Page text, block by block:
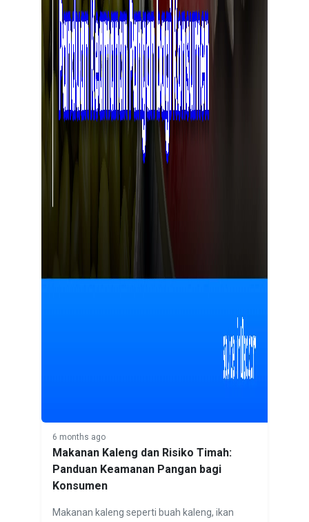
6 months ago
Makanan Kaleng dan Risiko Timah:
Panduan Keamanan Pangan bagi
Konsumen
Makanan kaleng seperti buah kaleng, ikan